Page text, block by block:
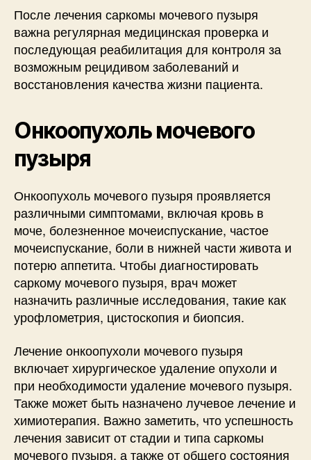
После лечения саркомы мочевого пузыря
важна регулярная медицинская проверка и
последующая реабилитация для контроля за
возможным рецидивом заболеваний и
восстановления качества жизни пациента.
Онкоопухоль мочевого
пузыря
Онкоопухоль мочевого пузыря проявляется
различными симптомами, включая кровь в
моче, болезненное мочеиспускание, частое
мочеиспускание, боли в нижней части живота и
потерю аппетита. Чтобы диагностировать
саркому мочевого пузыря, врач может
назначить различные исследования, такие как
урофлометрия, цистоскопия и биопсия.
Лечение онкоопухоли мочевого пузыря
включает хирургическое удаление опухоли и
при необходимости удаление мочевого пузыря.
Также может быть назначено лучевое лечение и
химиотерапия. Важно заметить, что успешность
лечения зависит от стадии и типа саркомы
мочевого пузыря, а также от общего состояния